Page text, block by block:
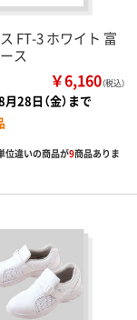
FT-3 ホワイト 富
ス
￥6,160（税込）
月28日（金）まで
位違いの商品が9商品ありま